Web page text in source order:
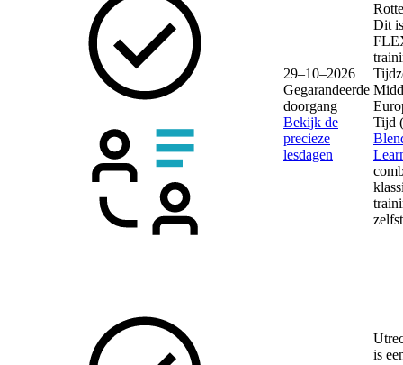
29–10–2026
Gegarandeerde
doorgang
Bekijk de
precieze
lesdagen
Dit
Tijd
is